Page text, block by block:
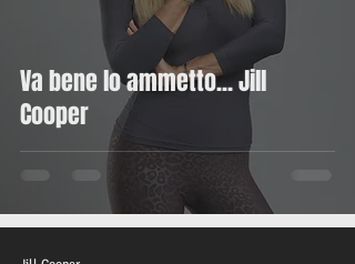
Va bene lo ammetto... Jill
Cooper